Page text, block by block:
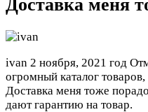
Доставка меня
ivan 2 ноября, 2021 год
огромный каталог
Доставка меня тоже
дают гарантию на товар.